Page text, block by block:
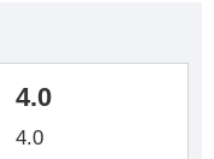
4.0
4.0